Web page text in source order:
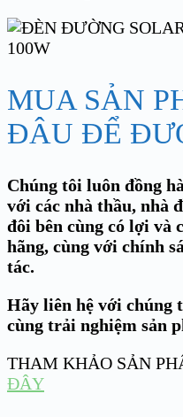
MUA SẢN
ĐÂU ĐỂ
Chúng tôi luôn đồng
với các nhà thầu, nhà
đôi bên cùng có lợi và
hãng, cùng với chính
tác.
Hãy liên hệ với chúng
cùng trải nghiệm sản
THAM KHẢO SẢN
ĐÂY